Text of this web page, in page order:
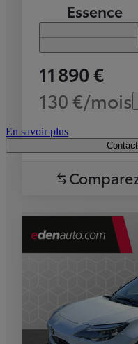
Essence
11 890 €
130 €/mois
En savoir plus